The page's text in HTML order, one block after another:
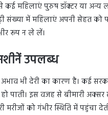
महिलाएं पुरुष डॉक्टर या अन्य
संख्या में महिलाएं अपनी सेहत को
रूप न ले लें।
उपलब्ध
अभाव भी देरी का कारण है। कई
पाती। इस वजह से बीमारी
मरीजों को गंभीर स्थिति में पहुंचा